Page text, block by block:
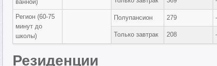
ванной)
Регион (60-75
минут до
школы)
Полупансион 279
Только завтрак 208
Резиденции